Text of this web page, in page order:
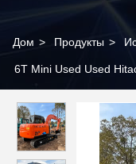
Дом > Продукты >
6T Mini Used Used